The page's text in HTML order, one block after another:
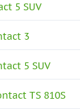
5 SUV
3
5 SUV
TS 810S